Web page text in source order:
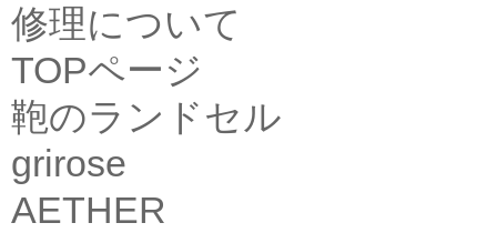
修理について
TOPページ
鞄のランドセル
grirose
AETHER